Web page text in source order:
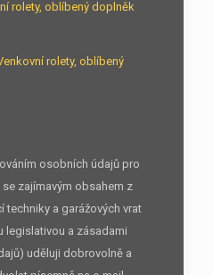
rolety, oblíbený doplněk
rolety, oblíbený
osobních údajů pro
zajímavým obsahem z
a garážových vrat
legislativou a zásadami
uděluji dobrovolně a